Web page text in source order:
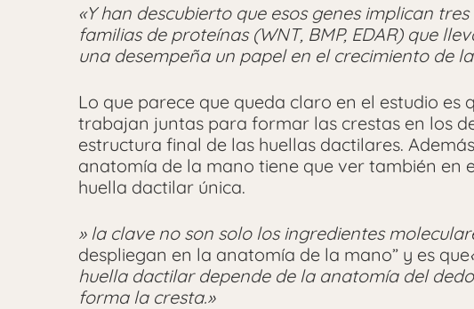
«Y han descubierto que esos genes implican
familias de proteínas (WNT, BMP, EDAR) que
una desempeña un papel en el crecimiento de
Lo que parece que queda claro en el estudio es
trabajan juntas para formar las crestas en los
estructura final de las huellas dactilares. Además
anatomía de la mano tiene que ver también en
huella dactilar única.
» la clave no son solo los ingredientes
despliegan en la anatomía de la mano” y es que
huella dactilar depende de la anatomía del
forma la cresta.»